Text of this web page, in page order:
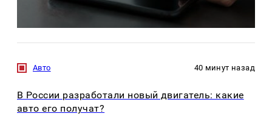
Авто 40 минут назад
В России разработали новый двигатель: какие
авто его получат?